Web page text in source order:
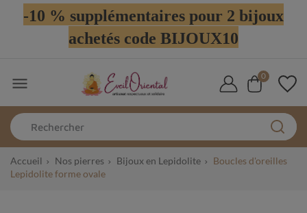
-10 % supplémentaires pour 2 bijoux
achetés code BIJOUX10
 0
Accueil Nos pierres Bijoux en Lepidolite
Boucles d'oreilles
Lepidolite forme ovale